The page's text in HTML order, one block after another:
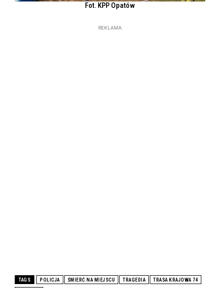
Fot. KPP Opatów
REKLAMA
TAGS POLICJA ŚMIERĆ NA MIEJSCU TRAGEDIA TRASA KRAJOWA 74